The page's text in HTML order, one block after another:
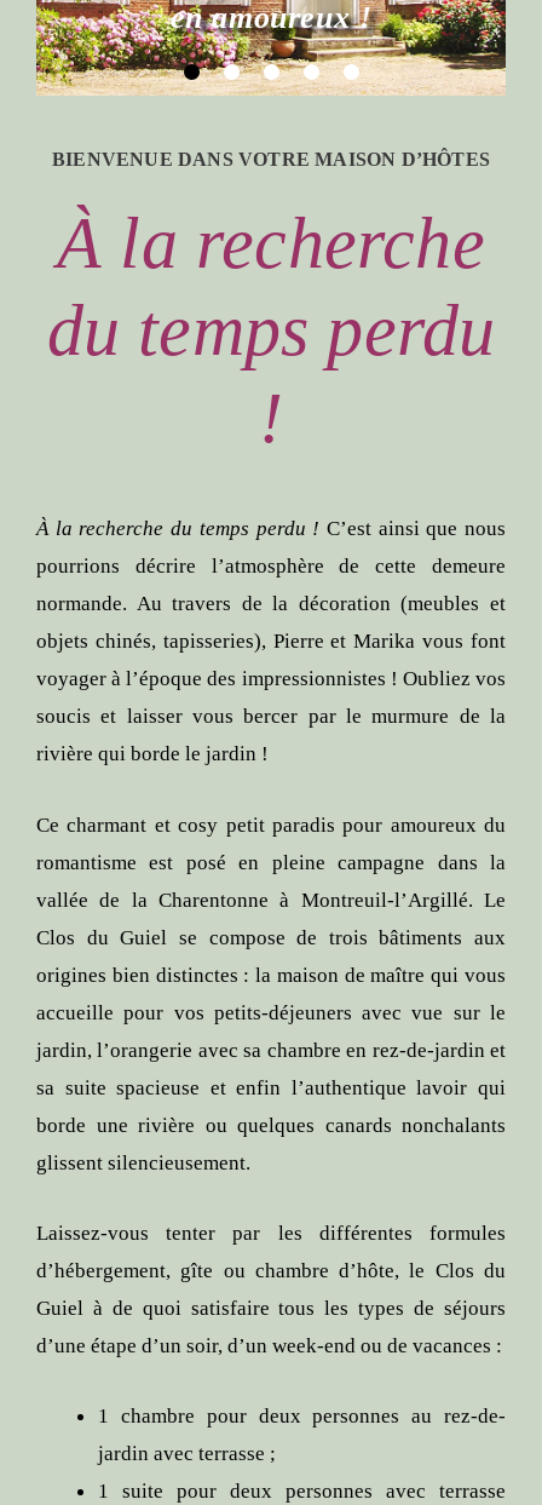
BIENVENUE DANS VOTRE MAISON D’HÔTES
À la recherche
du temps perdu
!
À la recherche du temps perdu ! C’est ainsi que nous
pourrions décrire l’atmosphère de cette demeure
normande. Au travers de la décoration (meubles et
objets chinés, tapisseries), Pierre et Marika vous font
voyager à l’époque des impressionnistes ! Oubliez vos
soucis et laisser vous bercer par le murmure de la
rivière qui borde le jardin !
Ce charmant et cosy petit paradis pour amoureux du
romantisme est posé en pleine campagne dans la
vallée de la Charentonne à Montreuil-l’Argillé. Le
Clos du Guiel se compose de trois bâtiments aux
origines bien distinctes : la maison de maître qui vous
accueille pour vos petits-déjeuners avec vue sur le
jardin, l’orangerie avec sa chambre en rez-de-jardin et
sa suite spacieuse et enfin l’authentique lavoir qui
borde une rivière ou quelques canards nonchalants
glissent silencieusement.
Laissez-vous tenter par les différentes formules
d’hébergement, gîte ou chambre d’hôte, le Clos du
Guiel à de quoi satisfaire tous les types de séjours
d’une étape d’un soir, d’un week-end ou de vacances :
1 chambre pour deux personnes au rez-de-
jardin avec terrasse ;
1 suite pour deux personnes avec terrasse